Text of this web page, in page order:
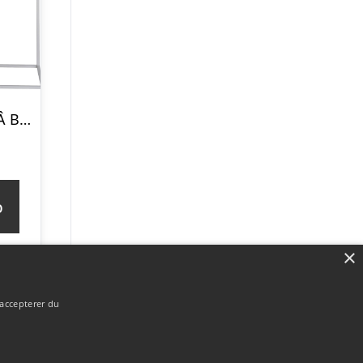
HOUSE NORDICÂ Blomsteropsats, stål, cool grey, sæt af 2
×
du